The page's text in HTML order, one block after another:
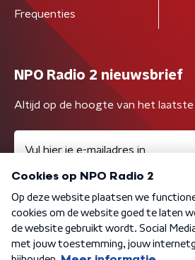
Frequenties
NPO Radio 2 nieuwsbrief
Altijd op de hoogte van het laatste
Algemene voorwaarden